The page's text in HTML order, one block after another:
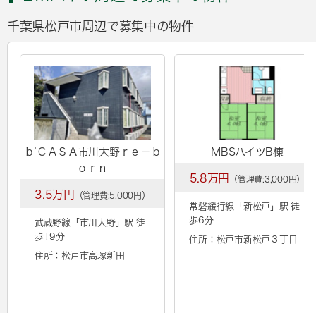
千葉県松戸市周辺で募集中の物件
ｂ’ＣＡＳＡ市川大野ｒｅ－ｂ
ｏｒｎ
3.5万円 （管理費:5,000円）
武蔵野線「 市川大野」駅 徒
歩19分
住所：松戸市高塚新田
MBSハイツB棟
5.8万円 （管理費:3,000円）
常磐緩行線「 新松戸 」駅 徒
歩6分
住所：松戸市新松戸３丁目